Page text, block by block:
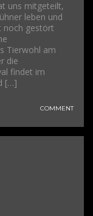
uns mitgeteilt,
leben und
noch gestört
Tierwohl am
die
findet im
[…]
COMMENT